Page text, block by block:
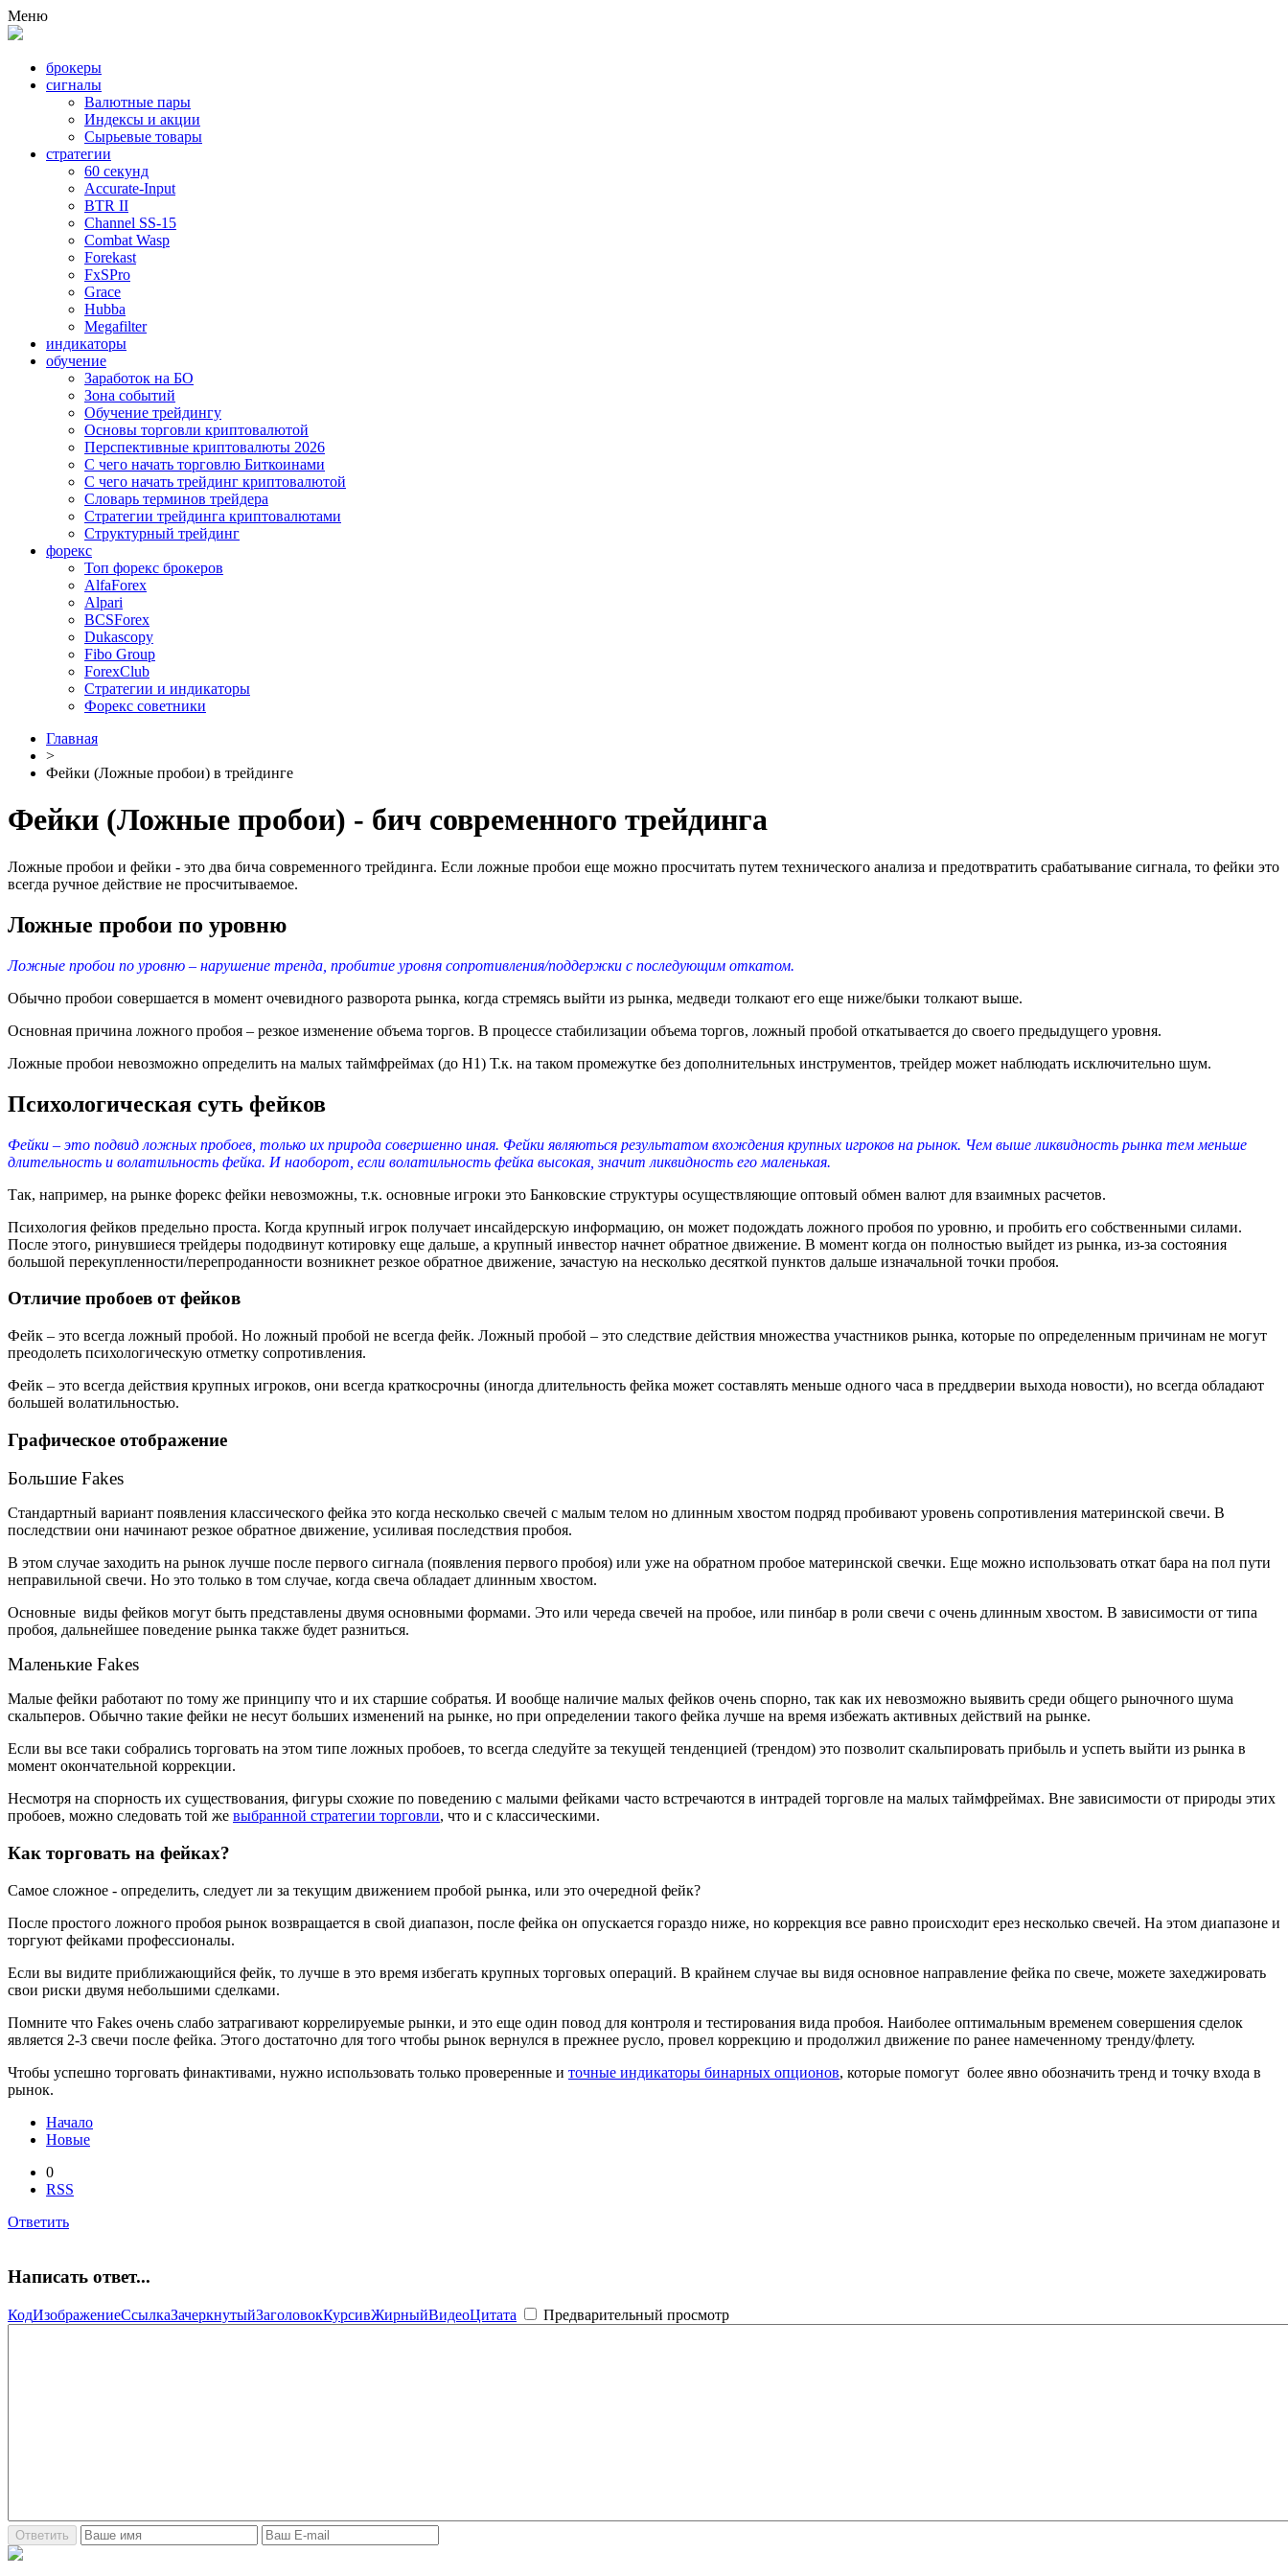
Меню
брокеры
сигналы
Валютные пары
Индексы и акции
Сырьевые товары
стратегии
60 секунд
Accurate-Input
BTR II
Channel SS-15
Combat Wasp
Forekast
FxSPro
Grace
Hubba
Megafilter
индикаторы
обучение
Заработок на БО
Зона событий
Обучение трейдингу
Основы торговли криптовалютой
Перспективные криптовалюты 2026
С чего начать торговлю Биткоинами
С чего начать трейдинг криптовалютой
Словарь терминов трейдера
Стратегии трейдинга криптовалютами
Структурный трейдинг
форекс
Топ форекс брокеров
AlfaForex
Alpari
BСSForex
Dukascopy
Fibo Group
ForexClub
Стратегии и индикаторы
Форекс советники
Главная
>
Фейки (Ложные пробои) в трейдинге
Фейки (Ложные пробои) - бич современного трейдинга
Ложные пробои и фейки - это два бича современного трейдинга. Если ложные пробои еще можно просчитать путем технического анализа и предотвратить срабатывание сигнала, то фейки это
всегда ручное действие не просчитываемое.
Ложные пробои по уровню
Ложные пробои по уровню – нарушение тренда, пробитие уровня сопротивления/поддержки с последующим откатом.
Обычно пробои совершается в момент очевидного разворота рынка, когда стремясь выйти из рынка, медведи толкают его еще ниже/быки толкают выше.
Основная причина ложного пробоя – резкое изменение объема торгов. В процессе стабилизации объема торгов, ложный пробой откатывается до своего предыдущего уровня.
Ложные пробои невозможно определить на малых таймфреймах (до H1) Т.к. на таком промежутке без дополнительных инструментов, трейдер может наблюдать исключительно шум.
Психологическая суть фейков
Фейки – это подвид ложных пробоев, только их природа совершенно иная. Фейки являються результатом вхождения крупных игроков на рынок. Чем выше ликвидность рынка тем меньше
длительность и волатильность фейка. И наоборот, если волатильность фейка высокая, значит ликвидность его маленькая.
Так, например, на рынке форекс фейки невозможны, т.к. основные игроки это Банковские структуры осуществляющие оптовый обмен валют для взаимных расчетов.
Психология фейков предельно проста. Когда крупный игрок получает инсайдерскую информацию, он может подождать ложного пробоя по уровню, и пробить его собственными силами.
После этого, ринувшиеся трейдеры пододвинут котировку еще дальше, а крупный инвестор начнет обратное движение. В момент когда он полностью выйдет из рынка, из-за состояния
большой перекупленности/перепроданности возникнет резкое обратное движение, зачастую на несколько десяткой пунктов дальше изначальной точки пробоя.
Отличие пробоев от фейков
Фейк – это всегда ложный пробой. Но ложный пробой не всегда фейк. Ложный пробой – это следствие действия множества участников рынка, которые по определенным причинам не могут
преодолеть психологическую отметку сопротивления.
Фейк – это всегда действия крупных игроков, они всегда краткосрочны (иногда длительность фейка может составлять меньше одного часа в преддверии выхода новости), но всегда обладают
большей волатильностью.
Графическое отображение
Большие Fakes
Стандартный вариант появления классического фейка это когда несколько свечей с малым телом но длинным хвостом подряд пробивают уровень сопротивления материнской свечи. В
последствии они начинают резкое обратное движение, усиливая последствия пробоя.
В этом случае заходить на рынок лучше после первого сигнала (появления первого пробоя) или уже на обратном пробое материнской свечки. Еще можно использовать откат бара на пол пути
неправильной свечи. Но это только в том случае, когда свеча обладает длинным хвостом.
Основные виды фейков могут быть представлены двумя основными формами. Это или череда свечей на пробое, или пинбар в роли свечи с очень длинным хвостом. В зависимости от типа
пробоя, дальнейшее поведение рынка также будет разниться.
Маленькие Fakes
Малые фейки работают по тому же принципу что и их старшие собратья. И вообще наличие малых фейков очень спорно, так как их невозможно выявить среди общего рыночного шума
скальперов. Обычно такие фейки не несут больших изменений на рынке, но при определении такого фейка лучше на время избежать активных действий на рынке.
Если вы все таки собрались торговать на этом типе ложных пробоев, то всегда следуйте за текущей тенденцией (трендом) это позволит скальпировать прибыль и успеть выйти из рынка в
момент окончательной коррекции.
Несмотря на спорность их существования, фигуры схожие по поведению с малыми фейками часто встречаются в интрадей торговле на малых таймфреймах. Вне зависимости от природы этих
пробоев, можно следовать той же выбранной стратегии торговли, что и с классическими.
Как торговать на фейках?
Самое сложное - определить, следует ли за текущим движением пробой рынка, или это очередной фейк?
После простого ложного пробоя рынок возвращается в свой диапазон, после фейка он опускается гораздо ниже, но коррекция все равно происходит ерез несколько свечей. На этом диапазоне и
торгуют фейками профессионалы.
Если вы видите приближающийся фейк, то лучше в это время избегать крупных торговых операций. В крайнем случае вы видя основное направление фейка по свече, можете захеджировать
свои риски двумя небольшими сделками.
Помните что Fakes очень слабо затрагивают коррелируемые рынки, и это еще один повод для контроля и тестирования вида пробоя. Наиболее оптимальным временем совершения сделок
является 2-3 свечи после фейка. Этого достаточно для того чтобы рынок вернулся в прежнее русло, провел коррекцию и продолжил движение по ранее намеченному тренду/флету.
Чтобы успешно торговать финактивами, нужно использовать только проверенные и точные индикаторы бинарных опционов, которые помогут более явно обозначить тренд и точку входа в
рынок.
Начало
Новые
0
RSS
Ответить
Написать ответ...
КодИзображениеСсылкаЗачеркнутыйЗаголовокКурсивЖирныйВидеоЦитата Предварительный просмотр